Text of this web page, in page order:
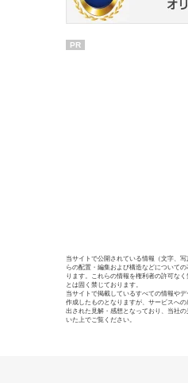
PR
当サイトで公開されている情報（文字、
らの配置・編集および構造などについて
ります。これらの情報を権利者の許可な
とは固く禁じております。
当サイトで掲載しているすべての情報や
作成したものとなりますが、サービスへ
出された見解・感想となっており、当社
いた上でご覧ください。